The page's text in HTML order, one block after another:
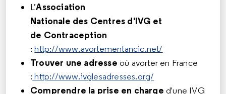
L’Association
Nationale des Centres d'IVG et
de Contraception
:http://www.avortementancic.net/
Trouver une adresse où avorter en France
: http://www.ivglesadresses.org/
Comprendre la prise en charge d'une IVG